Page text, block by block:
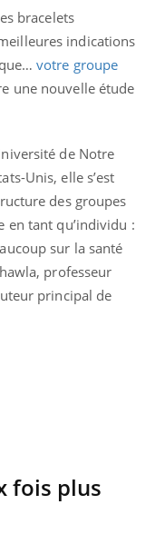
bracelets
indications
votre groupe
une nouvelle étude
de Notre
Unis, elle s’est
des groupes
en tant qu’individu :
sur la santé
professeur
principal de
fois plus